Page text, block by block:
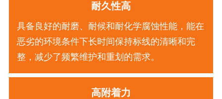
耐久性高
具备良好的耐磨、耐候和耐化学腐蚀性能，能在
恶劣的环境条件下长时间保持标线的清晰和完
整，减少了频繁维护和重划的需求。
高附着力